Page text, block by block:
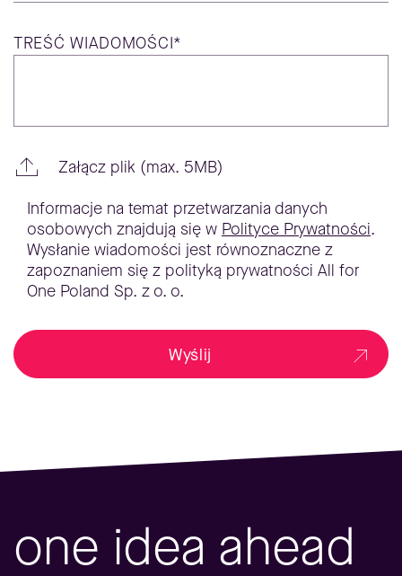
TREŚĆ WIADOMOŚCI*
Załącz plik (max. 5MB)
Informacje na temat przetwarzania danych
osobowych znajdują się w Polityce Prywatności.
Wysłanie wiadomości jest równoznaczne z
zapoznaniem się z polityką prywatności All for
One Poland Sp. z o. o.
Wyślij
one idea ahead